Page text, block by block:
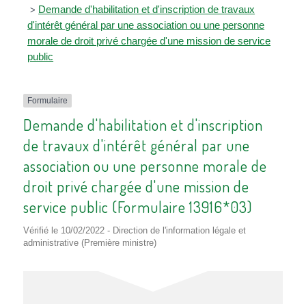
> Demande d'habilitation et d'inscription de travaux
d'intérêt général par une association ou une personne
morale de droit privé chargée d'une mission de service
public
Formulaire
Demande d'habilitation et d'inscription
de travaux d'intérêt général par une
association ou une personne morale de
droit privé chargée d'une mission de
service public (Formulaire 13916*03)
Vérifié le 10/02/2022 - Direction de l'information légale et
administrative (Première ministre)